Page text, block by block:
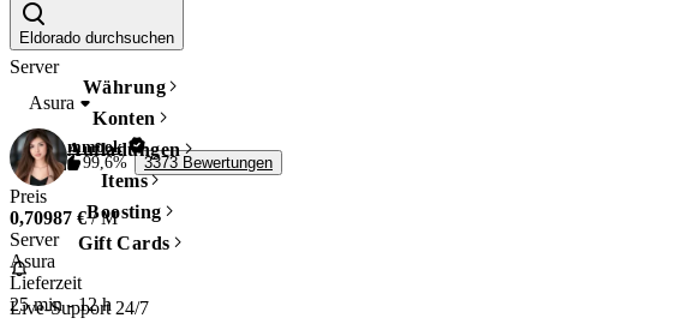
Eldorado durchsuchen
Währung
Konten
Aufladungen
Items
Boosting
Gift Cards
Live-Support 24/7
Asura
Server
Asura
mmook
99,6%
3373 Bewertungen
Preis
0,70987 €/ M
Server
Asura
Lieferzeit
25 min-12 h